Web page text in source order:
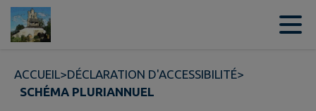
Contenu
ACCUEIL>DÉCLARATION D'ACCESSIBILITÉ>
SCHÉMA PLURIANNUEL